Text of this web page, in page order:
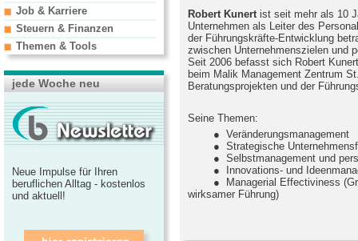
Robert Kunert ist seit mehr als 10
Unternehmen als Leiter des
der Führungskräfte-Entwicklung
zwischen Unternehmenszielen und
Seit 2006 befasst sich Robert
beim Malik Management Zentrum
Beratungsprojekten und der
Seine Themen:
● Veränderungsmanagement
● Strategische
● Selbstmanagement und
● Innovations- und
● Managerial Effectiviness
wirksamer Führung)
Job & Karriere
Steuern & Finanzen
Themen & Tools
jede Woche neu
Neue Impulse für Ihren
beruflichen Alltag - kostenlos
und aktuell!